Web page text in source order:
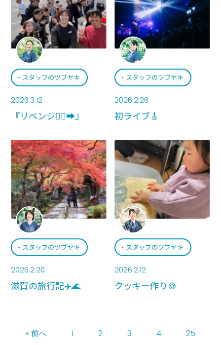
スタッフのツブヤキ
2026.3.12
『リベンジ🏃‍♀️‍➡️』
スタッフのツブヤキ
2026.2.26
初ライブ🎸
スタッフのツブヤキ
2026.2.20
滋賀の旅行記✈️🌊
スタッフのツブヤキ
2026.2.12
クッキー作り🍪
« 前へ 1 2 3 4 25